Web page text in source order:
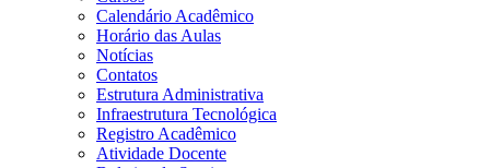
Calendário Acadêmico
Horário das Aulas
Notícias
Contatos
Estrutura Administrativa
Infraestrutura Tecnológica
Registro Acadêmico
Atividade Docente